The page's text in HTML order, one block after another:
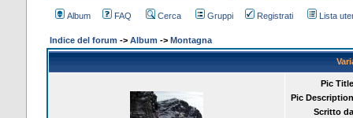
Album FAQ Cerca Gruppi Registrati Lista
Indice del forum -> Album -> Montagna
Pic
Pic
Scritto